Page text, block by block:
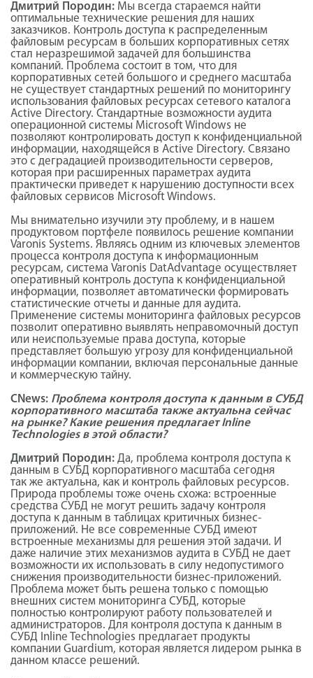
Дмитрий Породин: Мы всегда стараемся найти
оптимальные технические решения для наших
заказчиков. Контроль доступа к распределенным
файловым ресурсам в больших корпоративных сетях
стал неразрешимой задачей для большинства
компаний. Проблема состоит в том, что для
корпоративных сетей большого и среднего масштаба
не существует стандартных решений по мониторингу
использования файловых ресурсах сетевого каталога
Active Directory. Стандартные возможности аудита
операционной системы Microsoft Windows не
позволяют контролировать доступ к конфиденциальной
информации, находящейся в Active Directory. Связано
это с деградацией производительности серверов,
которая при расширенных параметрах аудита
практически приведет к нарушению доступности всех
файловых сервисов Microsoft Windows.
Мы внимательно изучили эту проблему, и в нашем
продуктовом портфеле появилось решение компании
Varonis Systems. Являясь одним из ключевых элементов
процесса контроля доступа к информационным
ресурсам, система Varonis DatAdvantage осуществляет
оперативный контроль доступа к конфиденциальной
информации, позволяет автоматически формировать
статистические отчеты и данные для аудита.
Применение системы мониторинга файловых ресурсов
позволит оперативно выявлять неправомочный доступ
или неиспользуемые права доступа, которые
представляет большую угрозу для конфиденциальной
информации компании, включая персональные данные
и коммерческую тайну.
CNews: Проблема контроля доступа к данным в СУБД
корпоративного масштаба также актуальна сейчас
на рынке? Какие решения предлагает Inline
Technologies в этой области?
Дмитрий Породин: Да, проблема контроля доступа к
данным в СУБД корпоративного масштаба сегодня
так же актуальна, как и контроль файловых ресурсов.
Природа проблемы тоже очень схожа: встроенные
средства СУБД не могут решить задачу контроля
доступа к данным в таблицах критичных бизнес-
приложений. Не все современные СУБД имеют
встроенные механизмы для решения этой задачи. И
даже наличие этих механизмов аудита в СУБД не дает
возможности их использовать в силу недопустимого
снижения производительности бизнес-приложений.
Проблема может быть решена только с помощью
внешних систем мониторинга СУБД, которые
полностью контролируют работу пользователей и
администраторов. Для контроля доступа к данным в
СУБД Inline Technologies предлагает продукты
компании Guardium, которая является лидером рынка в
данном классе решений.